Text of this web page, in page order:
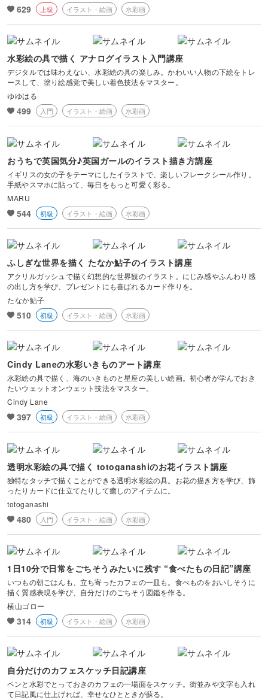
629 上級 イラスト・絵画 水彩画
水彩絵の具で描く アナログイラスト入門講座
デジタルでは味わえない、水彩絵の具の楽しみ。かわいい人物の下絵をトレ
ースして、塗り絵感覚で美しい着色技法をマスター。
ゆゆはる
499 入門 イラスト・絵画 水彩画
おうちで英国気分♪英国ガールのイラスト描き方講座
イギリスの女の子をテーマにしたイラストで、楽しいフレークシール作り。
手紙やスマホに貼って、毎日をもっと可愛く彩る。
MARU
544 初級 イラスト・絵画 水彩画
ふしぎな世界を描く たなか鮎子のイラスト講座
アクリルガッシュで描く幻想的な世界観のイラスト。にじみ感やふんわり感
の出し方を学び、プレゼントにも喜ばれるカード作りを。
たなか鮎子
510 初級 イラスト・絵画 水彩画
Cindy Laneの水彩いきものアート講座
水彩絵の具で描く、海のいきものと星座の美しい絵画。初心者が学んでおき
たいウェットオンウェット技法をマスター。
Cindy Lane
397 初級 イラスト・絵画 水彩画
透明水彩絵の具で描く totoganashiのお花イラスト講座
独特なタッチで描くことができる透明水彩絵の具。お花の描き方を学び、飾
ったりカードに仕立てたりして癒しのアイテムに。
totoganashi
480 入門 イラスト・絵画 水彩画
1日10分で日常をごちそうみたいに残す “食べたもの日記”講座
いつもの朝ごはんも、立ち寄ったカフェの一皿も。食べものをおいしそうに
描く質感表現を学び、自分だけのごちそう図鑑を作る。
横山ゴロー
314 初級 イラスト・絵画 水彩画
自分だけのカフェスケッチ日記講座
ペンと水彩でとっておきのカフェの一場面をスケッチ。街並みや文字も入れ
て日記風に仕上げれば、幸せなひとときが蘇る。